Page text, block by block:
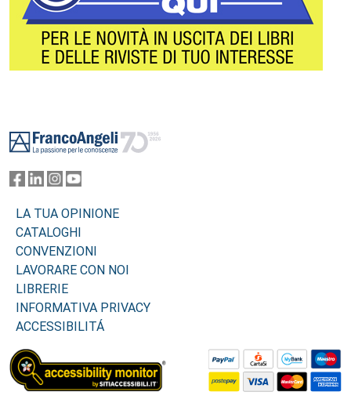
LA TUA OPINIONE
CATALOGHI
CONVENZIONI
LAVORARE CON NOI
LIBRERIE
INFORMATIVA PRIVACY
ACCESSIBILITÁ